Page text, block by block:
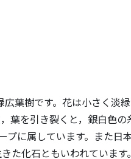
葉樹です。花は小さく淡
を引き裂くと，銀白色の
に属しています。また日
た化石ともいわれています。